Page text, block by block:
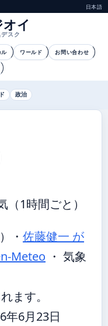
日本語
オイ
スク
ル ワールド お問い合わせ
政治
（1時間ごと）
・ 佐藤健一 が
Meteo ・ 気象
ます。
年6月23日